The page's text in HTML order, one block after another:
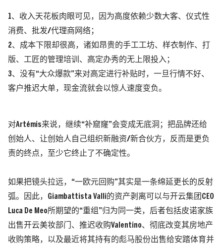
1、收入天花板肉眼可见，因为高度依赖少数大客、仪式性
消费、批发/代理商网络；
2、成本下限却很高，诸如昂贵的手工工坊、样衣制作、打
版、工匠的管理培训、高定办秀的无上限投入；
3、没有“大众爆款”来对高定进行补贴时，一旦行情不好、
客户推迟大单，现金流就会以惊人速度变负。
对Artémis来说，继续“补窟窿”会变成无底洞；把品牌还给
创始人、让创始人自己组织新融资/新合伙方，反而是更负
责的终点，至少它终止了不确定性。
如果把镜头拉远，“一欧元回购”其实是一条绵延更长的反射
弧。因此，Giambattista Valli的资产剥离可以与开云集团CEO
Luca De Meo所期望的“重组”归为同一类，后者包括皮诺家族
出售开云美妆部门、推迟收购Valentino、彻底改变其房地产
收购策略，以及最近将其持有的彪马股份出售给安踏体育并